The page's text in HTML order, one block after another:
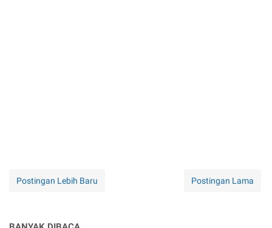
Postingan Lebih Baru Postingan Lama